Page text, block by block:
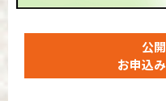
公
お申込